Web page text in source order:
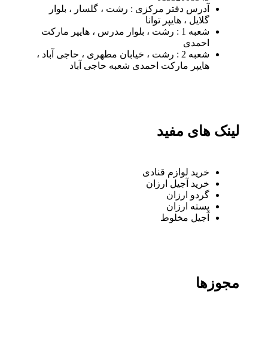
آدرس دفتر مرکزی : رشت ، گلسار ، بلوار
گلایل ، هایپر توانا
شعبه 1 : رشت ، بلوار مدرس ، هایپر مارکت
احمدی
شعبه 2 : رشت ، خیابان مطهری ، حاجی آباد ،
هایپر مارکت احمدی شعبه حاجی آباد
لینک های مفید
خرید لوازم قنادی
خرید آجیل ارزان
گردو ارزان
پسته ارزان
آجیل مخلوط
مجوزها